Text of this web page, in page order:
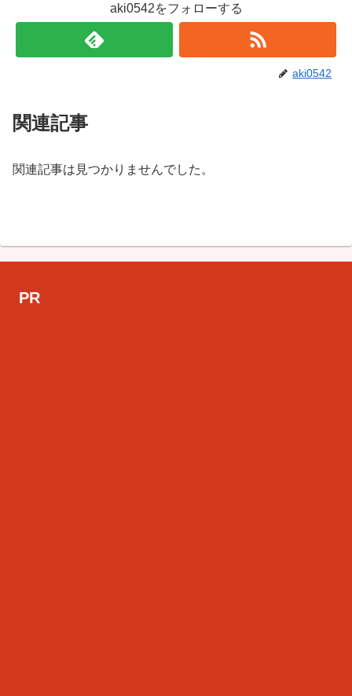
aki0542をフォローする
aki0542
関連記事
関連記事は見つかりませんでした。
PR